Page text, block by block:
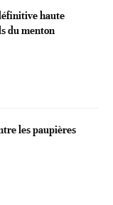
haute
du menton
les paupières